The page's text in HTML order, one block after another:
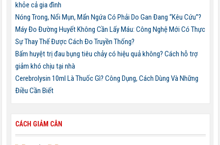
khỏe cả gia đình
Nóng Trong, Nổi Mụn, Mẩn Ngứa Có Phải Do Gan Đang “Kêu Cứu”?
Máy Đo Đường Huyết Không Cần Lấy Máu: Công Nghệ Mới Có Thực
Sự Thay Thế Được Cách Đo Truyền Thống?
Bấm huyệt trị đau bụng tiêu chảy có hiệu quả không? Cách hỗ trợ
giảm khó chịu tại nhà
Cerebrolysin 10ml Là Thuốc Gì? Công Dụng, Cách Dùng Và Những
Điều Cần Biết
CÁCH GIẢM CÂN